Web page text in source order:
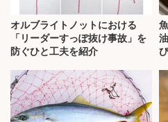
オルブライトノットにおける
「リーダーすっぽ抜け事故」を
防ぐひと工夫を紹介